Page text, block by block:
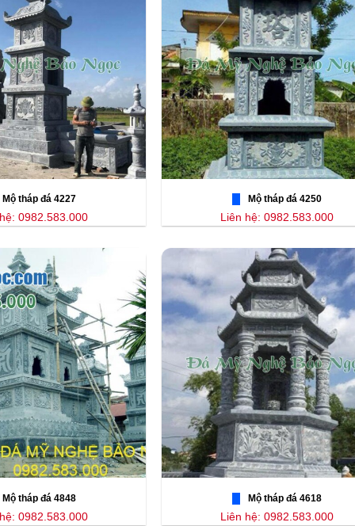
Mộ tháp đá 4227
0982.583.000
Mộ tháp đá 4250
Liên hệ: 0982.583.000
Mộ tháp đá 4848
0982.583.000
Mộ tháp đá 4618
Liên hệ: 0982.583.000